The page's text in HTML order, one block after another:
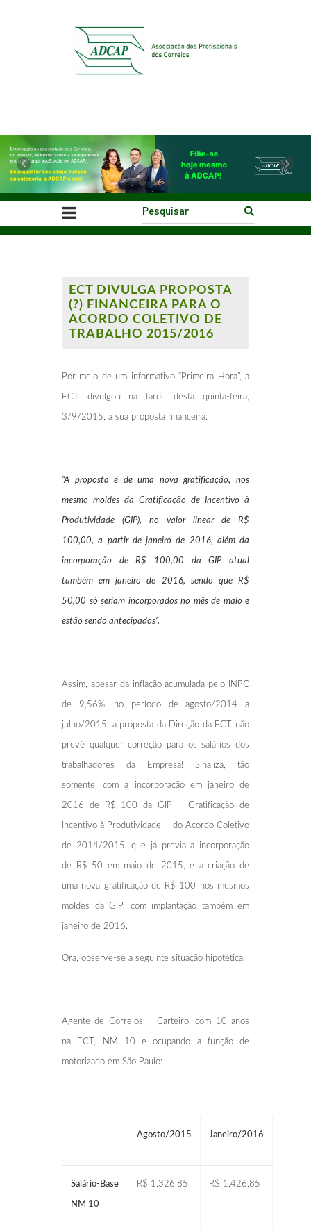
Previous Next
ECT DIVULGA PROPOSTA
(?) FINANCEIRA PARA O
ACORDO COLETIVO DE
TRABALHO 2015/2016
Por meio de um informativo “Primeira Hora”, a
ECT divulgou na tarde desta quinta-feira,
3/9/2015, a sua proposta financeira:
“A proposta é de uma nova gratificação, nos
mesmo moldes da Gratificação de Incentivo à
Produtividade (GIP), no valor linear de R$
100,00, a partir de janeiro de 2016, além da
incorporação de R$ 100,00 da GIP atual
também em janeiro de 2016, sendo que R$
50,00 só seriam incorporados no mês de maio e
estão sendo antecipados”.
Assim, apesar da inflação acumulada pelo INPC
de 9,56%, no período de agosto/2014 a
julho/2015, a proposta da Direção da ECT não
prevê qualquer correção para os salários dos
trabalhadores da Empresa! Sinaliza, tão
somente, com a incorporação em janeiro de
2016 de R$ 100 da GIP – Gratificação de
Incentivo à Produtividade – do Acordo Coletivo
de 2014/2015, que já previa a incorporação
de R$ 50 em maio de 2015, e a criação de
uma nova gratificação de R$ 100 nos mesmos
moldes da GIP, com implantação também em
janeiro de 2016.
Ora, observe-se a seguinte situação hipotética:
Agente de Correios – Carteiro, com 10 anos
na ECT, NM 10 e ocupando a função de
motorizado em São Paulo:
Agosto/2015 Janeiro/2016
Salário-Base
NM 10
R$ 1.326,85 R$ 1.426,85